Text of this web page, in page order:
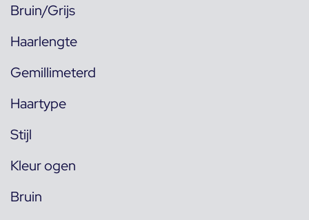
Bruin/Grijs
Haarlengte
Gemillimeterd
Haartype
Stijl
Kleur ogen
Bruin